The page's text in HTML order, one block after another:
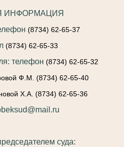
ИНФОРМАЦИЯ
(8734) 62-65-37
(8734) 62-65-33
телефон (8734) 62-65-32
Ф.М.(8734) 62-65-40
Х.А. (8734) 62-65-36
суда: